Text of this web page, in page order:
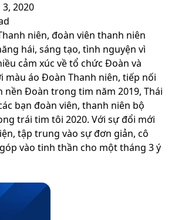
2020
niên, đoàn viên thanh niên
hái, sáng tạo, tình nguyện vì
cảm xúc về tổ chức Đoàn và
màu áo Đoàn Thanh niên, tiếp nối
nền Đoàn trong tim năm 2019, Thái
bạn đoàn viên, thanh niên bộ
trái tim tôi 2020. Với sự đổi mới
tập trung vào sự đơn giản, cô
vào tinh thần cho một tháng 3 ý